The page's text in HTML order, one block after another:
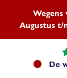
Wegens
Augustus t/
De